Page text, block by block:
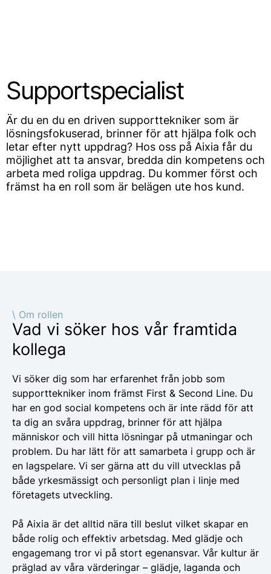
Supportspecialist
Är du en du en driven supporttekniker som är
lösningsfokuserad, brinner för att hjälpa folk och
letar efter nytt uppdrag? Hos oss på Aixia får du
möjlighet att ta ansvar, bredda din kompetens och
arbeta med roliga uppdrag. Du kommer först och
främst ha en roll som är belägen ute hos kund.
\ Om rollen
Vad vi söker hos vår framtida
kollega
Vi söker dig som har erfarenhet från jobb som
supporttekniker inom främst First & Second Line. Du
har en god social kompetens och är inte rädd för att
ta dig an svåra uppdrag, brinner för att hjälpa
människor och vill hitta lösningar på utmaningar och
problem. Du har lätt för att samarbeta i grupp och är
en lagspelare. Vi ser gärna att du vill utvecklas på
både yrkesmässigt och personligt plan i linje med
företagets utveckling.
På Aixia är det alltid nära till beslut vilket skapar en
både rolig och effektiv arbetsdag. Med glädje och
engagemang tror vi på stort egenansvar. Vår kultur är
präglad av våra värderingar – glädje, laganda och